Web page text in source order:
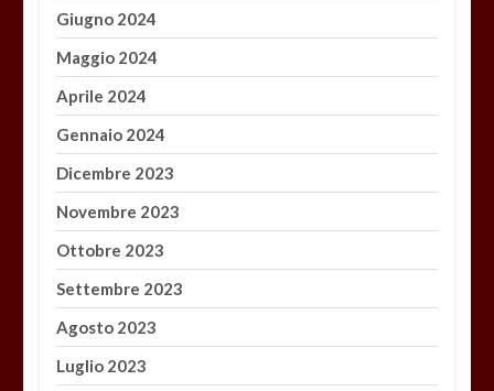
Giugno 2024
Maggio 2024
Aprile 2024
Gennaio 2024
Dicembre 2023
Novembre 2023
Ottobre 2023
Settembre 2023
Agosto 2023
Luglio 2023